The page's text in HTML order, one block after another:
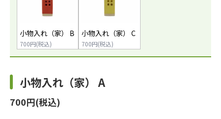
小物入れ（家） B
700円(税込)
小物入れ（家） C
700円(税込)
小物入れ（家） A
700円(税込)